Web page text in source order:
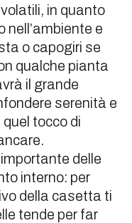
in quanto
e
o capogiri se
qualche pianta
il grande
serenità e
tocco di
delle
interno: per
della casetta ti
tende per far